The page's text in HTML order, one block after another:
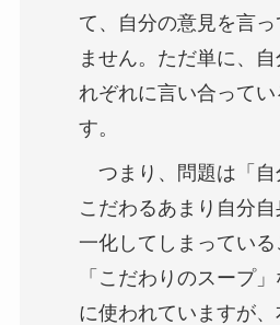
て、自分の意見を言
ません。ただ単に、
れぞれに言い合って
す。
つまり、問題は「自
こだわるあまり自分
一化してしまっている
「こだわりのスープ
に使われていますが